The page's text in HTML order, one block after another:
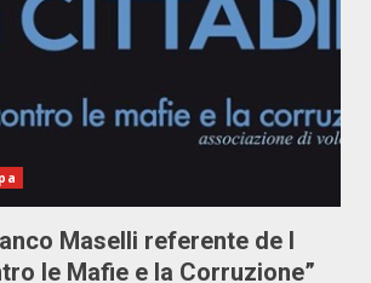
Maselli referente de I
le Mafie e la Corruzione”